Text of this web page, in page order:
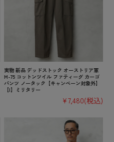
実物 新品 デッドストック オーストリア軍
M-75 コットンツイル ファティーグ カーゴ
パンツ ノータック【キャンペーン対象外】
【I】ミリタリー
¥7,480(税込)